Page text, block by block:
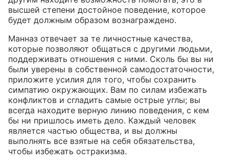
высшей степени достойное поведение, которое
будет должным образом вознаграждено.
Манназ отвечает за те личностные качества,
которые позволяют общаться с другими людьми,
поддерживать отношения с ними. Сколь бы вы ни
были уверены в собственной самодостаточности,
приложите усилия для того, чтобы сохранить
симпатию окружающих. Вам по силам избежать
конфликтов и сгладить самые острые углы; вы
всегда находите верную линию поведения, с кем
бы ни пришлось иметь дело. Каждый человек
является частью общества, и вы должны
выполнять все взятые на себя обязательства,
чтобы избежать остракизма.